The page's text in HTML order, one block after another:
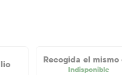
Recogida el mismo
Indisponible